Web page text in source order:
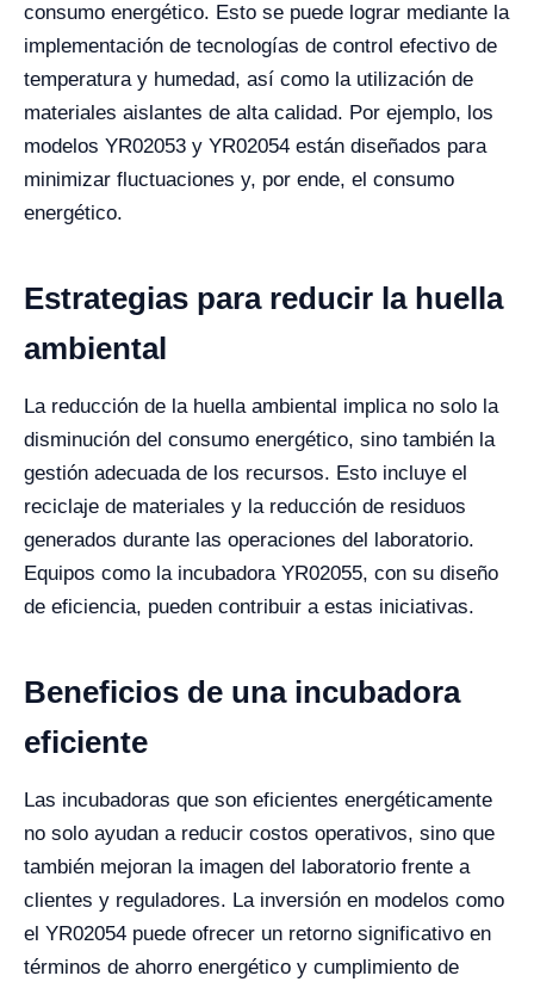
consumo energético. Esto se puede lograr mediante la
implementación de tecnologías de control efectivo de
temperatura y humedad, así como la utilización de
materiales aislantes de alta calidad. Por ejemplo, los
modelos YR02053 y YR02054 están diseñados para
minimizar fluctuaciones y, por ende, el consumo
energético.
Estrategias para reducir la huella
ambiental
La reducción de la huella ambiental implica no solo la
disminución del consumo energético, sino también la
gestión adecuada de los recursos. Esto incluye el
reciclaje de materiales y la reducción de residuos
generados durante las operaciones del laboratorio.
Equipos como la incubadora YR02055, con su diseño
de eficiencia, pueden contribuir a estas iniciativas.
Beneficios de una incubadora
eficiente
Las incubadoras que son eficientes energéticamente
no solo ayudan a reducir costos operativos, sino que
también mejoran la imagen del laboratorio frente a
clientes y reguladores. La inversión en modelos como
el YR02054 puede ofrecer un retorno significativo en
términos de ahorro energético y cumplimiento de